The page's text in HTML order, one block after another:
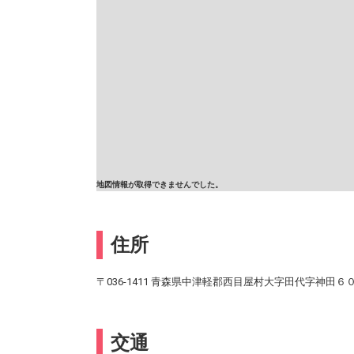
地図情報が取得できませんでした。
住所
〒036-1411 青森県中津軽郡西目屋村大字田代字神田６
交通